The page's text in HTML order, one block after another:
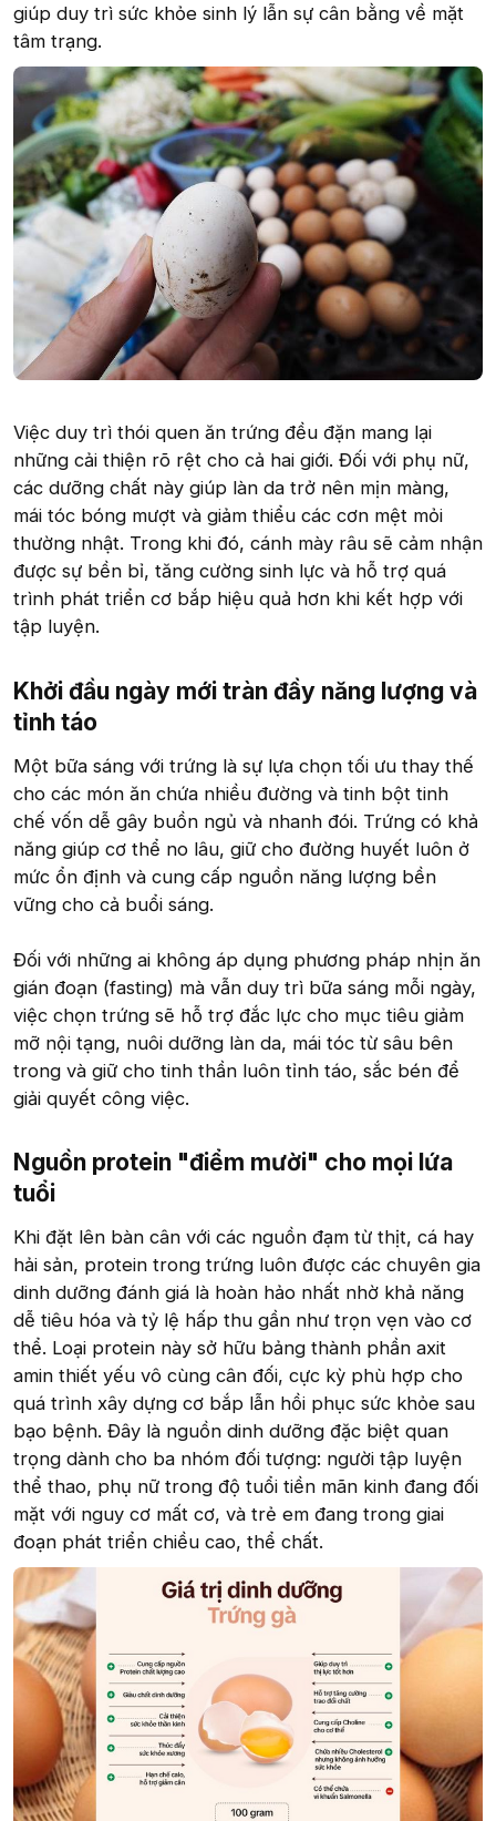
giúp duy trì sức khỏe sinh lý lẫn sự cân bằng về mặt
tâm trạng.
Việc duy trì thói quen ăn trứng đều đặn mang lại
những cải thiện rõ rệt cho cả hai giới. Đối với phụ nữ,
các dưỡng chất này giúp làn da trở nên mịn màng,
mái tóc bóng mượt và giảm thiểu các cơn mệt mỏi
thường nhật. Trong khi đó, cánh mày râu sẽ cảm nhận
được sự bền bỉ, tăng cường sinh lực và hỗ trợ quá
trình phát triển cơ bắp hiệu quả hơn khi kết hợp với
tập luyện.
Khởi đầu ngày mới tràn đầy năng lượng và
tỉnh táo​
Một bữa sáng với trứng là sự lựa chọn tối ưu thay thế
cho các món ăn chứa nhiều đường và tinh bột tinh
chế vốn dễ gây buồn ngủ và nhanh đói. Trứng có khả
năng giúp cơ thể no lâu, giữ cho đường huyết luôn ở
mức ổn định và cung cấp nguồn năng lượng bền
vững cho cả buổi sáng.
Đối với những ai không áp dụng phương pháp nhịn ăn
gián đoạn (fasting) mà vẫn duy trì bữa sáng mỗi ngày,
việc chọn trứng sẽ hỗ trợ đắc lực cho mục tiêu giảm
mỡ nội tạng, nuôi dưỡng làn da, mái tóc từ sâu bên
trong và giữ cho tinh thần luôn tỉnh táo, sắc bén để
giải quyết công việc.
Nguồn protein "điểm mười" cho mọi lứa
tuổi​
Khi đặt lên bàn cân với các nguồn đạm từ thịt, cá hay
hải sản, protein trong trứng luôn được các chuyên gia
dinh dưỡng đánh giá là hoàn hảo nhất nhờ khả năng
dễ tiêu hóa và tỷ lệ hấp thu gần như trọn vẹn vào cơ
thể. Loại protein này sở hữu bảng thành phần axit
amin thiết yếu vô cùng cân đối, cực kỳ phù hợp cho
quá trình xây dựng cơ bắp lẫn hồi phục sức khỏe sau
bạo bệnh. Đây là nguồn dinh dưỡng đặc biệt quan
trọng dành cho ba nhóm đối tượng: người tập luyện
thể thao, phụ nữ trong độ tuổi tiền mãn kinh đang đối
mặt với nguy cơ mất cơ, và trẻ em đang trong giai
đoạn phát triển chiều cao, thể chất.